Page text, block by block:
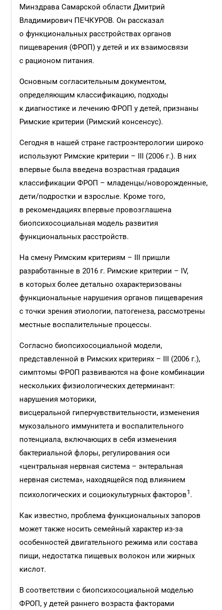
Минздрава Самарской области Дмитрий
Владимирович ПЕЧКУРОВ. Он рассказал
о функциональных расстройствах органов
пищеварения (ФРОП) у детей и их взаимосвязи
с рационом питания.
Основным согласительным документом,
определяющим классификацию, подходы
к диагностике и лечению ФРОП у детей, признаны
Римские критерии (Римский консенсус).
Сегодня в нашей стране гастроэнтерологии широко
используют Римские критерии – III (2006 г.). В них
впервые была введена возрастная градация
классификации ФРОП – младенцы/новорожденные,
дети/подростки и взрослые. Кроме того,
в рекомендациях впервые провозглашена
биопсихосоциальная модель развития
функциональных расстройств.
На смену Римским критериям – III пришли
разработанные в 2016 г. Римские критерии – IV,
в которых более детально охарактеризованы
функциональные нарушения органов пищеварения
с точки зрения этиологии, патогенеза, рассмотрены
местные воспалительные процессы.
Согласно биопсихосоциальной модели,
представленной в Римских критериях – III (2006 г.),
симптомы ФРОП развиваются на фоне комбинации
нескольких физиологических детерминант:
нарушения моторики,
висцеральной гиперчувствительности, изменения
мукозального иммунитета и воспалительного
потенциала, включающих в себя изменения
бактериальной флоры, регулирования оси
«центральная нервная система – энтеральная
нервная система», находящейся под влиянием
психологических и социокультурных факторов1 .
Как известно, проблема функциональных запоров
может также носить семейный характер из-за
особенностей двигательного режима или состава
пищи, недостатка пищевых волокон или жирных
кислот.
В соответствии с биопсихосоциальной моделью
ФРОП, у детей раннего возраста факторами